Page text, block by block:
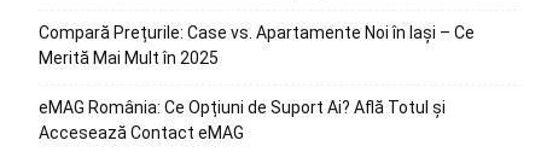
Compară Prețurile: Case vs. Apartamente Noi în Iași – Ce
Merită Mai Mult în 2025
eMAG România: Ce Opțiuni de Suport Ai? Află Totul și
Accesează Contact eMAG